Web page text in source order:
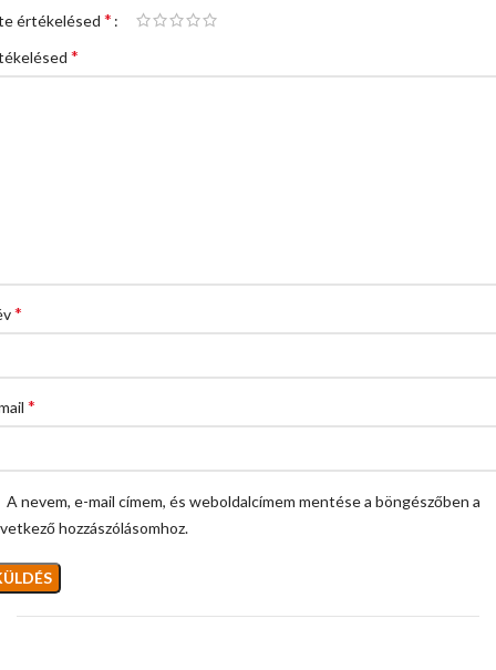
értékelésed *
*
*
*
A nevem, e-mail címem, és weboldalcímem mentése a böngészőben a
hozzászólásomhoz.